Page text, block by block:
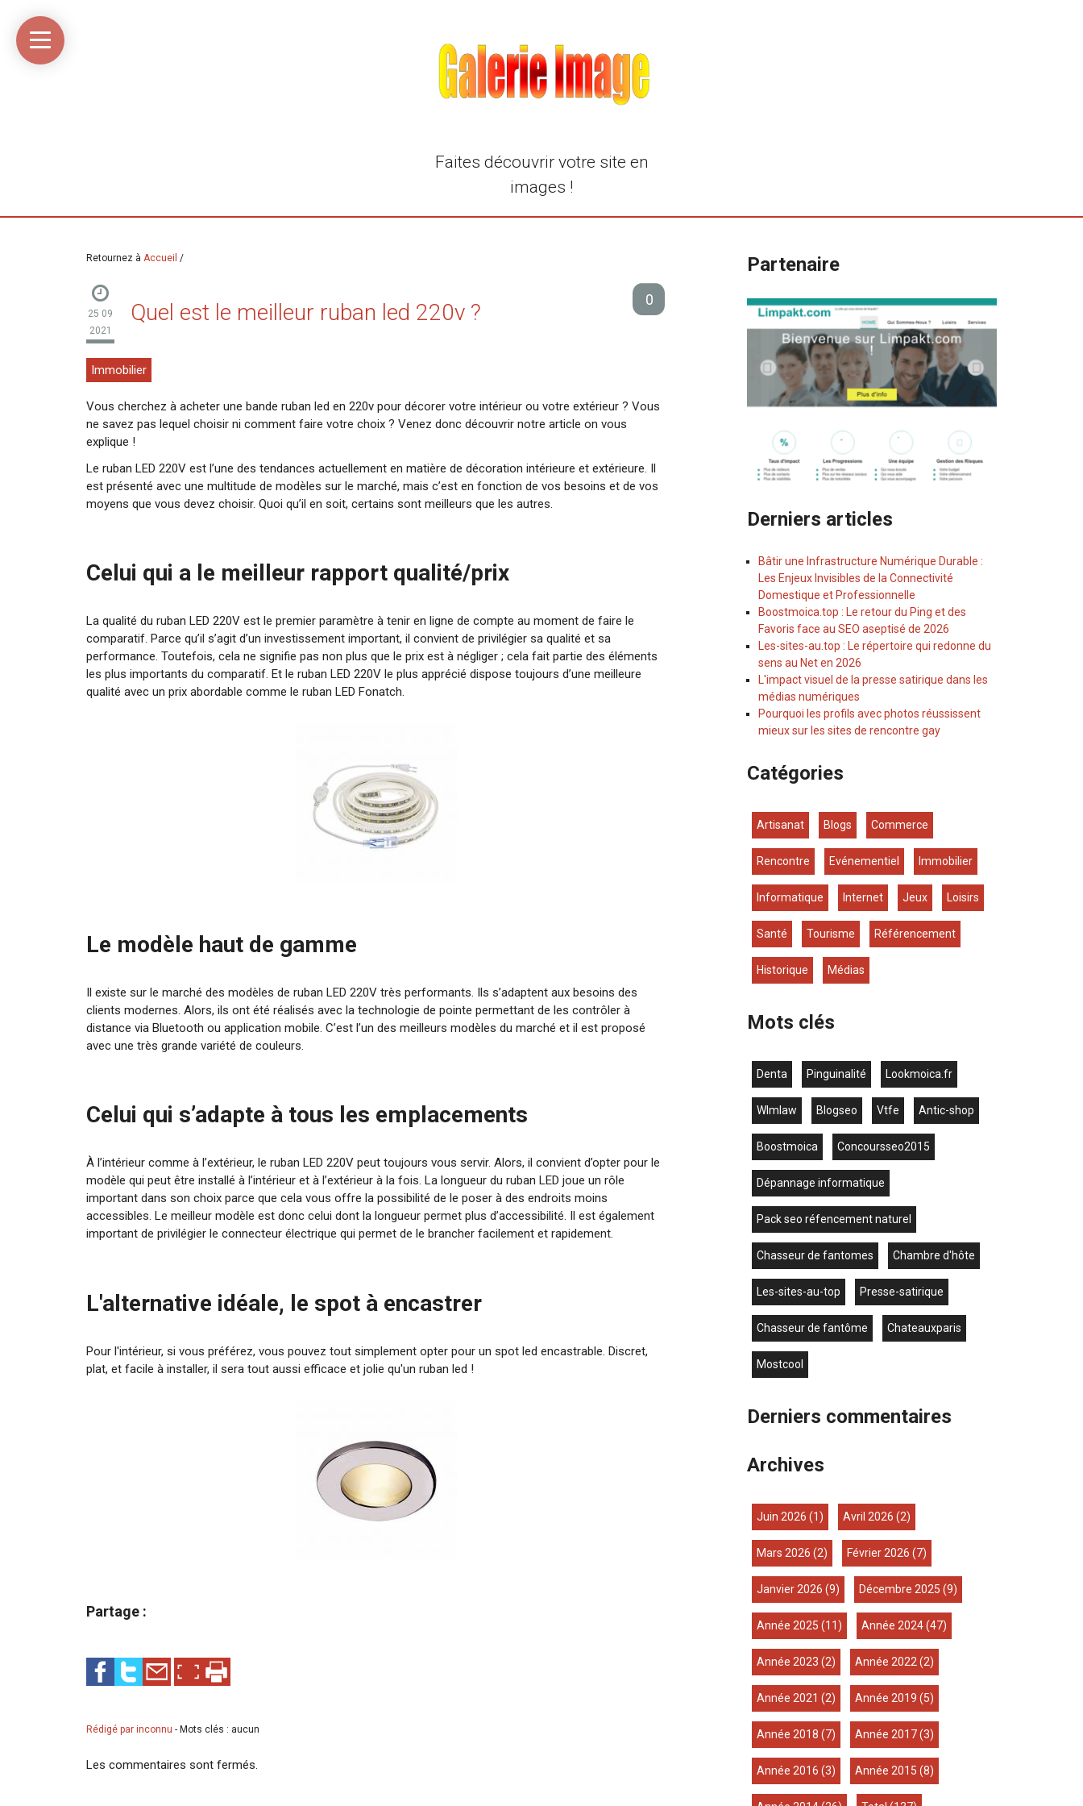
Accueil
Média
libre
Linkinaz
Katomi
compte
Twitter
@Ortegeek
compte
Flickr
Faites découvrir votre site en
images !
Retournez à Accueil /
25 09
2021
Quel est le meilleur ruban led 220v ? 0
Immobilier
Vous cherchez à acheter une bande ruban led en 220v pour décorer votre intérieur ou votre extérieur ? Vous
ne savez pas lequel choisir ni comment faire votre choix ? Venez donc découvrir notre article on vous
explique !
Le ruban LED 220V est l’une des tendances actuellement en matière de décoration intérieure et extérieure. Il
est présenté avec une multitude de modèles sur le marché, mais c’est en fonction de vos besoins et de vos
moyens que vous devez choisir. Quoi qu’il en soit, certains sont meilleurs que les autres.
Celui qui a le meilleur rapport qualité/prix
La qualité du ruban LED 220V est le premier paramètre à tenir en ligne de compte au moment de faire le
comparatif. Parce qu’il s’agit d’un investissement important, il convient de privilégier sa qualité et sa
performance. Toutefois, cela ne signifie pas non plus que le prix est à négliger ; cela fait partie des éléments
les plus importants du comparatif. Et le ruban LED 220V le plus apprécié dispose toujours d’une meilleure
qualité avec un prix abordable comme le ruban LED Fonatch.
Le modèle haut de gamme
Il existe sur le marché des modèles de ruban LED 220V très performants. Ils s’adaptent aux besoins des
clients modernes. Alors, ils ont été réalisés avec la technologie de pointe permettant de les contrôler à
distance via Bluetooth ou application mobile. C’est l’un des meilleurs modèles du marché et il est proposé
avec une très grande variété de couleurs.
Celui qui s’adapte à tous les emplacements
À l’intérieur comme à l’extérieur, le ruban LED 220V peut toujours vous servir. Alors, il convient d’opter pour le
modèle qui peut être installé à l’intérieur et à l’extérieur à la fois. La longueur du ruban LED joue un rôle
important dans son choix parce que cela vous offre la possibilité de le poser à des endroits moins
accessibles. Le meilleur modèle est donc celui dont la longueur permet plus d’accessibilité. Il est également
important de privilégier le connecteur électrique qui permet de le brancher facilement et rapidement.
L'alternative idéale, le spot à encastrer
Pour l'intérieur, si vous préférez, vous pouvez tout simplement opter pour un spot led encastrable. Discret,
plat, et facile à installer, il sera tout aussi efficace et jolie qu'un ruban led !
Partage :
Rédigé par inconnu- Mots clés : aucun
Les commentaires sont fermés.
Partenaire
Derniers articles
Bâtir une Infrastructure Numérique Durable :
Les Enjeux Invisibles de la Connectivité
Domestique et Professionnelle
Boostmoica.top : Le retour du Ping et des
Favoris face au SEO aseptisé de 2026
Les-sites-au.top : Le répertoire qui redonne du
sens au Net en 2026
L'impact visuel de la presse satirique dans les
médias numériques
Pourquoi les profils avec photos réussissent
mieux sur les sites de rencontre gay
Catégories
Artisanat Blogs Commerce
Rencontre Evénementiel Immobilier
Informatique Internet Jeux Loisirs
Santé Tourisme Référencement
Historique Médias
Mots clés
denta Pinguinalité lookmoica.fr
wlmlaw blogseo vtfe antic-shop
boostmoica concoursseo2015
dépannage informatique
pack seo réfencement naturel
chasseur de fantomes chambre d'hôte
les-sites-au-top presse-satirique
chasseur de fantôme chateauxparis
mostcool
Derniers commentaires
Archives
juin 2026 (1) avril 2026 (2)
mars 2026 (2) février 2026 (7)
janvier 2026 (9) décembre 2025 (9)
année 2025 (11) année 2024(47)
année 2023 (2) année 2022 (2)
année 2021 (2) année 2019 (5)
année 2018 (7) année 2017(3)
année 2016 (3) année 2015 (8)